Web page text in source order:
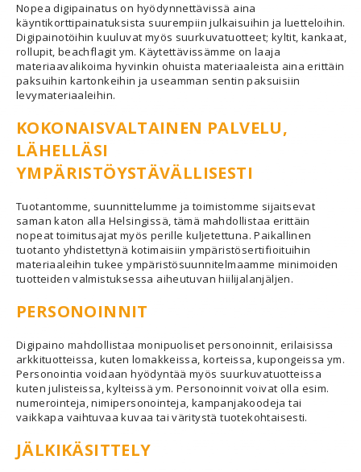
Nopea digipainatus on hyödynnettävissä aina
käyntikorttipainatuksista suurempiin julkaisuihin ja luetteloihin.
Digipainotöihin kuuluvat myös suurkuvatuotteet; kyltit, kankaat,
rollupit, beachflagit ym. Käytettävissämme on laaja
materiaavalikoima hyvinkin ohuista materiaaleista aina erittäin
paksuihin kartonkeihin ja useamman sentin paksuisiin
levymateriaaleihin.
KOKONAISVALTAINEN PALVELU,
LÄHELLÄSI
YMPÄRISTÖYSTÄVÄLLISESTI
Tuotantomme, suunnittelumme ja toimistomme sijaitsevat
saman katon alla Helsingissä, tämä mahdollistaa erittäin
nopeat toimitusajat myös perille kuljetettuna. Paikallinen
tuotanto yhdistettynä kotimaisiin ympäristösertifioituihin
materiaaleihin tukee ympäristösuunnitelmaamme minimoiden
tuotteiden valmistuksessa aiheutuvan hiilijalanjäljen.
PERSONOINNIT
Digipaino mahdollistaa monipuoliset personoinnit, erilaisissa
arkkituotteissa, kuten lomakkeissa, korteissa, kupongeissa ym.
Personointia voidaan hyödyntää myös suurkuvatuotteissa
kuten julisteissa, kylteissä ym. Personoinnit voivat olla esim.
numerointeja, nimipersonointeja, kampanjakoodeja tai
vaikkapa vaihtuvaa kuvaa tai väritystä tuotekohtaisesti.
JÄLKIKÄSITTELY